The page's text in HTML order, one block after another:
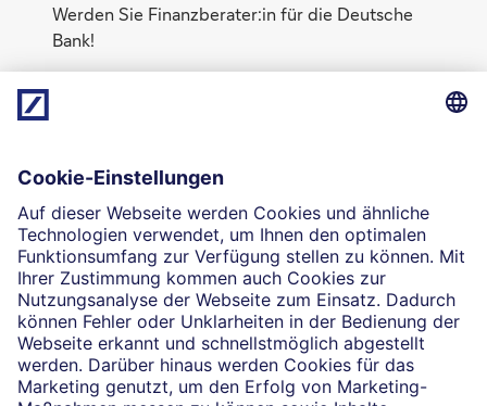
Peter Kaiser
Werden Sie Finanzberater:in für die Deutsche
Bank!
Die selbstständigen Finanzberater:innen beraten in
Finanzgeschäften, die sie für die Deutsche Bank AG
vermitteln dürfen. Das Einverständnis zu den dabei
vermittelten Verträgen sowie in diesem
Zusammenhang erforderliche Erklärungen werden